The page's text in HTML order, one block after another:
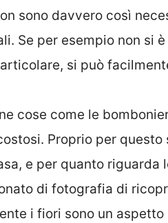
sono davvero così
Se per esempio non si
si può
cose come le
Proprio per
e per quanto riguarda
di fotografia di
i fiori sono un aspetto